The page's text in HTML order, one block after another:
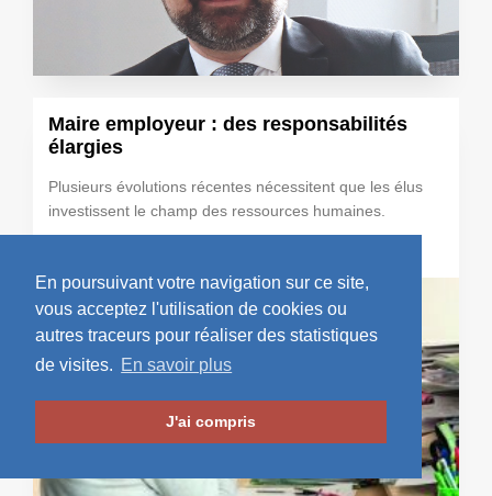
En poursuivant votre navigation sur ce site,
vous acceptez l'utilisation de cookies ou
autres traceurs pour réaliser des statistiques
de visites. En savoir plus
J'ai compris
Maire employeur : des responsabilités
élargies
Plusieurs évolutions récentes nécessitent que les élus
investissent le champ des ressources humaines.